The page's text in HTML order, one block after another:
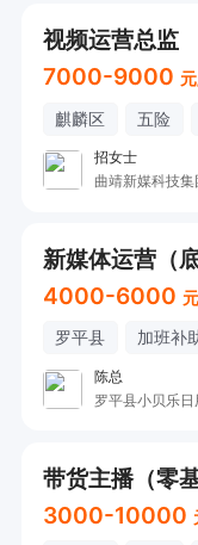
视频运营总监
7000-9000
麒麟区 五险
招女士
曲靖新媒科技集
4000-6000
罗平县 加班补
陈总
罗平县小贝乐
3000-10000